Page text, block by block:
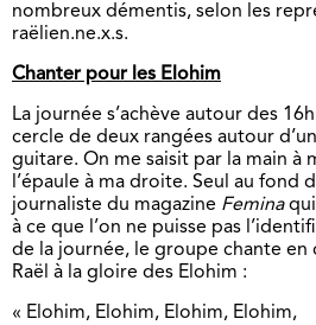
nombreux démentis, selon les
raëlien.ne.x.s.
Chanter pour les Elohim
La journée s’achève autour des
cercle de deux rangées autour
guitare. On me saisit par la main à
l’épaule à ma droite. Seul au fond
journaliste du magazine Feminaqui
à ce que l’on ne puisse pas
de la journée, le groupe chante en
Raël à la gloire des Elohim :
« Elohim, Elohim, Elohim, Elohim,